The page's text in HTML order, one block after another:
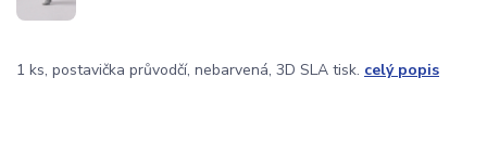
1 ks, postavička průvodčí, nebarvená, 3D SLA tisk. celý popis